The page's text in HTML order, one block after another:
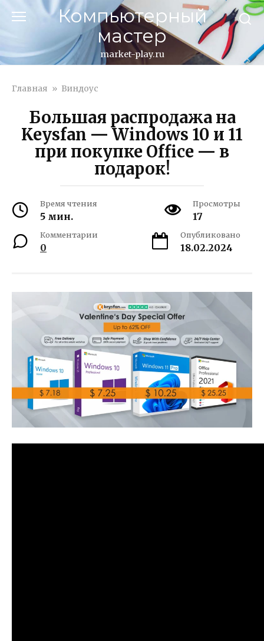
Перейти
Компьютерный
мастер
market-play.ru
Главная » Виндоус
Большая распродажа на
Keysfan — Windows 10 и 11
при покупке Office — в
подарок!
Время чтения
5 мин.
Просмотры
17
Комментарии
0
Опубликовано
18.02.2024